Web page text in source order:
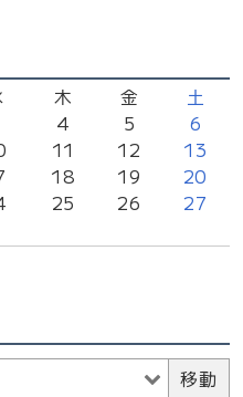
木 金
土
4 5
6
11 12
13
18 19
20
25 26
27